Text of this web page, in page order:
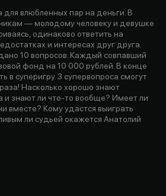
влюбленных пар на деньги. В
— молодому человеку и девушке
одинаково ответить на
и интересах друг друга.
10 вопросов. Каждый совпавший
фонд на 10 000 рублей. В конце
в суперигру. 3 супервопроса смогут
Насколько хорошо знают
и знают ли что-то вообще? Имеет ли
вместе? Кому удастся выиграть
ли судьей окажется Анатолий